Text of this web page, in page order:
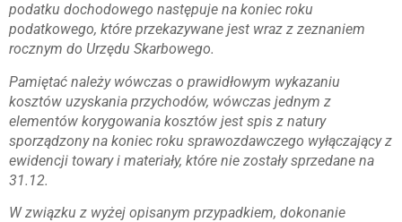
podatku dochodowego następuje na koniec roku
podatkowego, które przekazywane jest wraz z zeznaniem
rocznym do Urzędu Skarbowego.
Pamiętać należy wówczas o prawidłowym wykazaniu
kosztów uzyskania przychodów, wówczas jednym z
elementów korygowania kosztów jest spis z natury
sporządzony na koniec roku sprawozdawczego wyłączający z
ewidencji towary i materiały, które nie zostały sprzedane na
31.12.
W związku z wyżej opisanym przypadkiem, dokonanie